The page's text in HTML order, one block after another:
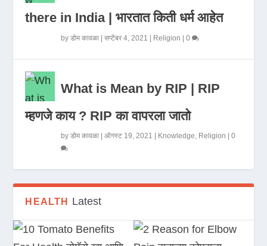
there in India | भारतात किती धर्म आहेत
byडोम कावळा |सप्टेंबर 4, 2021 Religion |0
What is Mean by RIP | RIP
म्हणजे काय ? RIP का वापरला जातो
byडोम कावळा |ऑगस्ट 19, 2021 Knowledge, Religion |0
HEALTH Latest